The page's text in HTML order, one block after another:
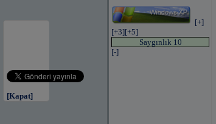
[Kapat]
[+]
[+3][+5]
Saygınlık 10
[-]